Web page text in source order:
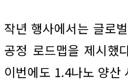
작년 행사에서는 글로
공정 로드맵을 제시했
이번에도 1.4나노 양산